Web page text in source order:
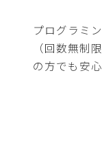
プログラミ
（回数無制
の方でも安